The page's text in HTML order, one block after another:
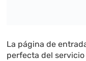
La página de
perfecta del